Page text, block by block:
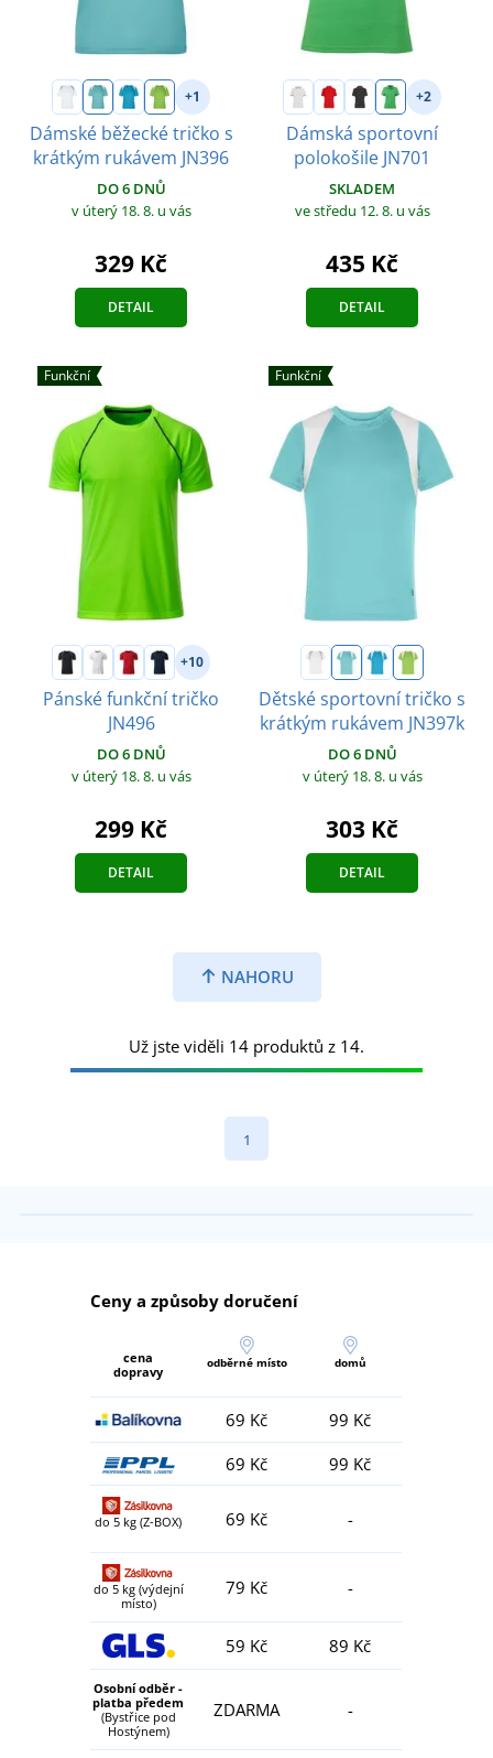
+1
Dámské běžecké tričko s
krátkým rukávem JN396
DO 6 DNŮ
v úterý 18. 8. u vás
329 Kč
DETAIL
+2
Dámská sportovní
polokošile JN701
SKLADEM
ve středu 12. 8. u vás
435 Kč
DETAIL
Funkční
+10
Pánské funkční tričko
JN496
DO 6 DNŮ
v úterý 18. 8. u vás
299 Kč
DETAIL
Funkční
Dětské sportovní tričko s
krátkým rukávem JN397k
DO 6 DNŮ
v úterý 18. 8. u vás
303 Kč
DETAIL
NAHORU
Už jste viděli 14 produktů z 14.
1
Ceny a způsoby doručení
cena
dopravy
odběrné místo domů
69 Kč
99 Kč
69 Kč
99 Kč
do 5 kg (Z-BOX) 69 Kč -
do 5 kg (výdejní
místo)
79 Kč -
59 Kč 89 Kč
Osobní odběr -
platba předem
(Bystřice pod
Hostýnem)
ZDARMA -